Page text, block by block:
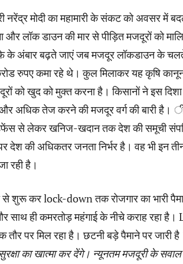
नरेंद्र मोदी का महामारी के संकट को अवसर में
और लॉक डाउन की मार से पीड़ित मजदूरों को
के अंबार बढ़ते जाएं जब मजदूर लॉकडाउन के
रुपए कमा रहे थे। कुल मिलाकर यह कृषि
को खुद को मुक्त करना है। किसानों ने इस
अधिक तेज करने की मजदूर वर्ग की बारी है। ी
से लेकर खनिज-खदान तक देश की समूची
देश की अधिकतर जनता निर्भर है। वह भी इन
रही है।
से शुरू कर lock-down तक रोजगार का भारी
और साथ ही कमरतोड़ महंगाई के नीचे कराह
तौर पर मिल रहा है। छटनी बड़े पैमाने पर जारी
का खात्मा कर देंगे। न्यूनतम मजदूरी के